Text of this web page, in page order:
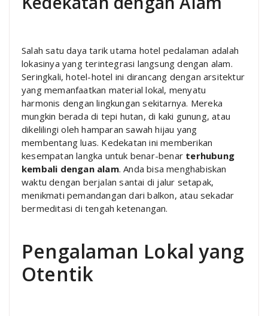
Salah satu daya tarik utama hotel pedalaman adalah
lokasinya yang terintegrasi langsung dengan alam.
Seringkali, hotel-hotel ini dirancang dengan arsitektur
yang memanfaatkan material lokal, menyatu
harmonis dengan lingkungan sekitarnya. Mereka
mungkin berada di tepi hutan, di kaki gunung, atau
dikelilingi oleh hamparan sawah hijau yang
membentang luas. Kedekatan ini memberikan
kesempatan langka untuk benar-benar terhubung
kembali dengan alam. Anda bisa menghabiskan
waktu dengan berjalan santai di jalur setapak,
menikmati pemandangan dari balkon, atau sekadar
bermeditasi di tengah ketenangan.
Pengalaman Lokal yang
Otentik